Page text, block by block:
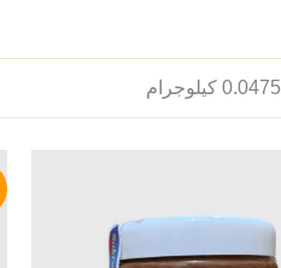
0.0475 كيلوجرام
320 EGP.
239 EGP.